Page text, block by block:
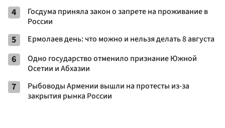
4
Госдума приняла закон о запрете на проживание в
России
5 Ермолаев день: что можно и нельзя делать 8 августа
6
Одно государство отменило признание Южной
Осетии и Абхазии
7
Рыбоводы Армении вышли на протесты из-за
закрытия рынка России